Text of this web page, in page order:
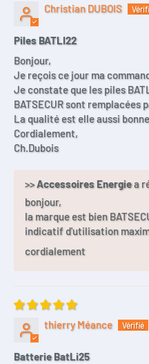
Christian DUBOIS
Piles BATLI22
Bonjour,
Je reçois ce jour ma
Je constate que les piles
BATSECUR sont remplacées
La qualité est elle aussi
Cordialement,
Ch.Dubois
>>Accessoires Energiea
bonjour,
la marque est bien
indicatif d'utilisation
cordialement
thierry Méance
Batterie BatLi25